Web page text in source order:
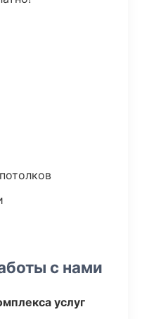
с нами
услуг